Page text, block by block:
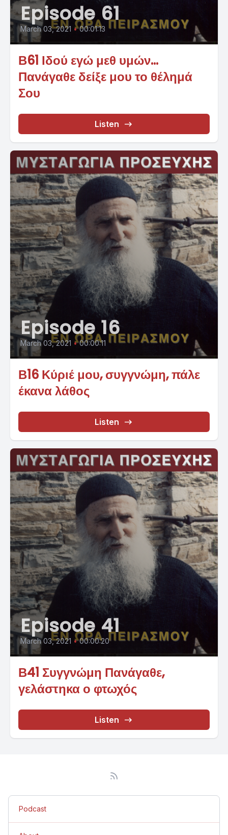
Episode 61
March 03, 2021 • 00:01:13
Β61 Ιδού εγώ μεθ υμών…
Πανάγαθε δείξε μου το θέλημά
Σου
Listen
Episode 16
March 03, 2021 • 00:00:11
Β16 Κύριέ μου, συγγνώμη, πάλε
έκανα λάθος
Listen
Episode 41
March 03, 2021 • 00:00:20
Β41 Συγγνώμη Πανάγαθε,
γελάστηκα ο φτωχός
Listen
Podcast